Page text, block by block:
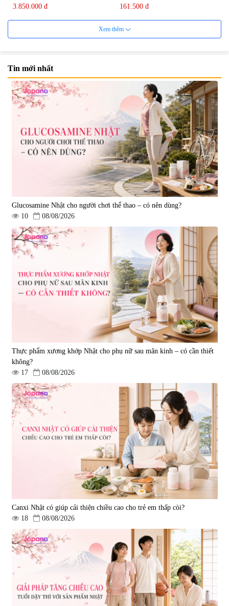
3.850.000 đ 161.500 đ
Viên uống bổ não Ribeto Shoji
|57.920
1.450.000 đ
Viên nang uống cải thiện thị lực,
trí nhớ DHA + EPA + Flaxseed
Oil 30 viên/gói - Date 02/2027
|52.346
225.000 đ
Tẩy tế bào chết Nichiei Bussan
Nano NMN+ Peeling Gel
|0
1.490.000 đ
Viên uống hỗ trợ bền thành
mạch, ngừa tai biến Elastin Plus
& Nattokinase Hokoen 80 viên
0
980.000 đ
Viên uống bổ gan Ribeto Shoji
Hepaclean 60 viên
690.000 đ
Viên uống hỗ trợ cải thiện thoát
vị đĩa đệm Kyoto Has 30 viên
|14.560
1.600.000 đ
Viên uống hỗ trợ giấc ngủ Fujina
Sleepy Nhật Bản 80 viên
580.000 đ
điều trị đột quỵ Biken Kinase
Gold 60 viên
0
1.570.000 đ
Xem thêm
Tin mới nhất
Glucosamine Nhật cho người chơi thể thao – có nên dùng?
10
08/08/2026
Thực phẩm xương khớp Nhật cho phụ nữ sau mãn kinh – có cần thiết
không?
17
08/08/2026
Canxi Nhật có giúp cải thiện chiều cao cho trẻ em thấp còi?
18
08/08/2026